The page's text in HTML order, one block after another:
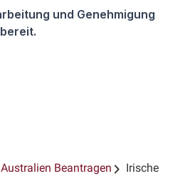
und Genehmigung
Beantragen
Irische